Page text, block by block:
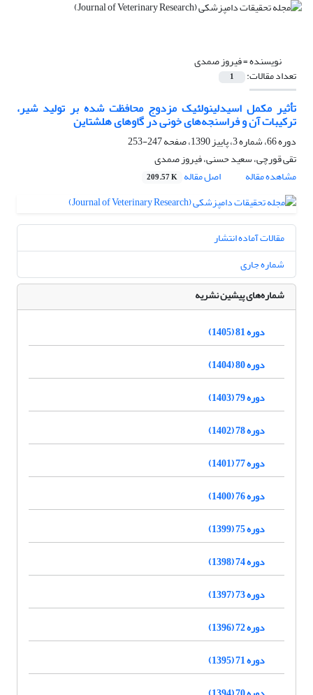
نویسنده =فیروز صمدی
تعداد مقالات: 1
تأثیر مکمل اسیدلینولئیک مزدوج محافظت شده بر تولید شیر،
ترکیبات آن و فراسنجه‌های خونی در گاوهای هلشتاین
دوره 66، شماره 3، پاییز 1390، صفحه
247-253
تقی قورچی، سعید حسنی، فیروز صمدی
مشاهده مقاله
اصل مقاله 209.57 K
مقالات آماده انتشار
شماره جاری
شماره‌های پیشین نشریه
دوره 81 (1405)
دوره 80 (1404)
دوره 79 (1403)
دوره 78 (1402)
دوره 77 (1401)
دوره 76 (1400)
دوره 75 (1399)
دوره 74 (1398)
دوره 73 (1397)
دوره 72 (1396)
دوره 71 (1395)